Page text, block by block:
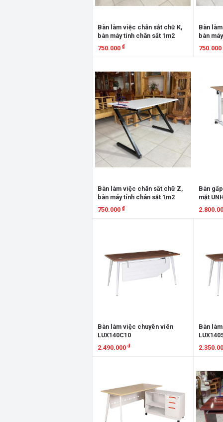
Bàn làm việc chân sắt chữ K,
bàn máy tính chân sắt 1m2
750.000 ₫
Bàn
bàn
750.000
Bàn làm việc chân sắt chữ Z,
bàn máy tính chân sắt 1m2
750.000 ₫
Bàn
mặt
Bàn làm việc chuyên viên
LUX140C10
2.490.000 ₫
Bàn